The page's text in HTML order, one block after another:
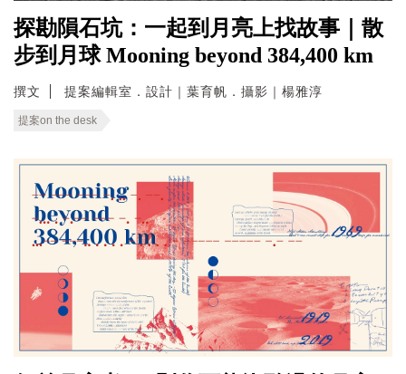
探勘隕石坑：一起到月亮上找故事｜散
步到月球 Mooning beyond 384,400 km
撰文 提案編輯室．設計｜葉育帆．攝影｜楊雅淳
提案on the desk